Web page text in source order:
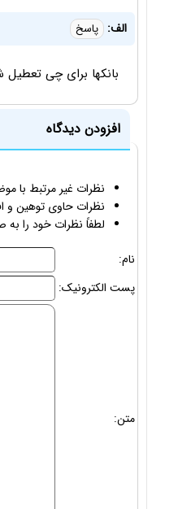
الف: پاسخ
بانکها برای چی تعطیل
افزودن دیدگاه
نظرات غیر مرتبط با
نظرات حاوی توهین و
لطفاً نظرات خود را
نام:
پست الکترونیک:
متن: